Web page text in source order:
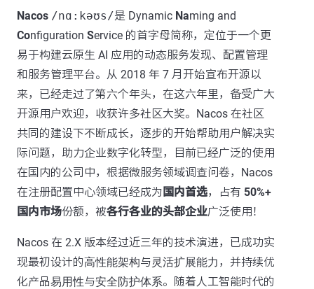
Nacos /nɑ:kəʊs/是 Dynamic Naming and
Configuration Service 的首字母简称，定位于一个更
易于构建云原生 AI 应用的动态服务发现、配置管理
和服务管理平台。从 2018 年 7 月开始宣布开源以
来，已经走过了第六个年头，在这六年里，备受广大
开源用户欢迎，收获许多社区大奖。Nacos 在社区
共同的建设下不断成长，逐步的开始帮助用户解决实
际问题，助力企业数字化转型，目前已经广泛的使用
在国内的公司中，根据微服务领域调查问卷，Nacos
在注册配置中心领域已经成为 国内首选，占有 50%+
国内市场份额，被各行各业的头部企业广泛使用！
Nacos 在 2.X 版本经过近三年的技术演进，已成功实
现最初设计的高性能架构与灵活扩展能力 ，并持续优
化产品易用性与安全防护体系。随着人工智能时代的